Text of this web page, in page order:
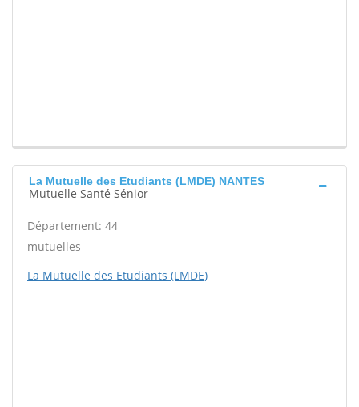
La Mutuelle des Etudiants (LMDE) NANTES
Mutuelle Santé Sénior
Département: 44
mutuelles
La Mutuelle des Etudiants (LMDE)